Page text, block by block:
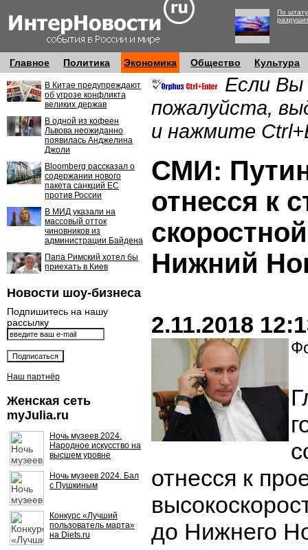
По
Главное Политика Экономика Общество Культура
В Китае предупреждают
об угрозе конфликта
великих держав
В одной из кофеен
Львова неожиданно
появилась Анджелина
Джоли
Bloomberg рассказал о
содержании нового
пакета санкций ЕС
против России
В МИД указали на
массовый отток
чиновников из
администрации Байдена
Папа Римский хотел бы
приехать в Киев
Новости шоу-бизнеса
Подпишитесь на нашу
рассылку
Наш партнёр
Женская сеть
myJulia.ru
Ночь музеев 2024.
Народное искусство на
высшем уровне
Ночь музеев 2024. Бал
с Пушкиным
Конкурс «Лучший
пользователь марта»
на Diets.ru
Если Вы
пожалуйста,
и нажмите
СМИ:
отнесся к
Нижний
2.11.2018
отнесся к
до Нижнего